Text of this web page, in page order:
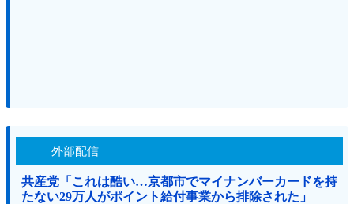
外部配信
共産党「これは酷い…京都市でマイナンバーカードを持
たない29万人がポイント給付事業から排除された」